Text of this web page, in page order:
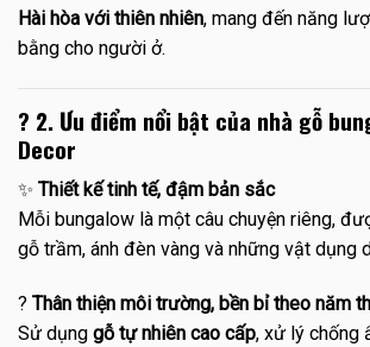
Hài hòa với thiên nhiên, mang đến năng
bằng cho người ở.
? 2. Ưu điểm nổi bật của nhà gỗ
Decor
✨ Thiết kế tinh tế, đậm bản sắc
Mỗi bungalow là một câu chuyện riêng,
gỗ trầm, ánh đèn vàng và những vật dụng
? Thân thiện môi trường, bền bỉ theo năm
Sử dụng gỗ tự nhiên cao cấp, xử lý chống